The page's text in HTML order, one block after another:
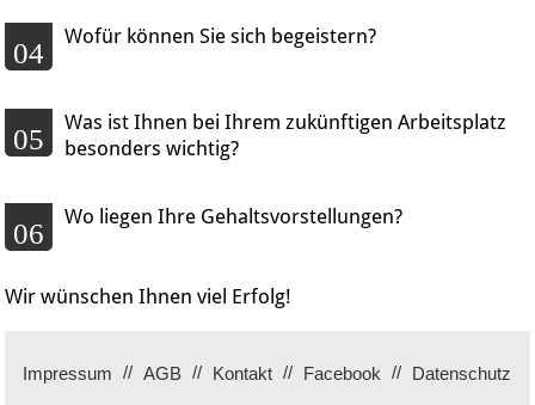
04
Wofür können Sie sich begeistern?
05
Was ist Ihnen bei Ihrem zukünftigen Arbeitsplatz
besonders wichtig?
06
Wo liegen Ihre Gehaltsvorstellungen?
Wir wünschen Ihnen viel Erfolg!
Impressum AGB Kontakt Facebook Datenschutz